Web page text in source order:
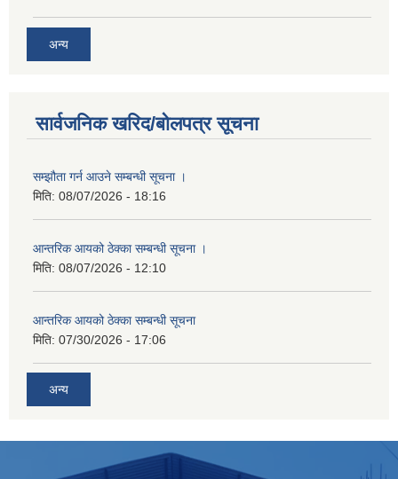
अन्य
सार्वजनिक खरिद/बोलपत्र सूचना
सम्झौता गर्न आउने सम्बन्धी सूचना ।
मिति: 08/07/2026 - 18:16
आन्तरिक आयको ठेक्का सम्बन्धी सूचना ।
मिति: 08/07/2026 - 12:10
आन्तरिक आयको ठेक्का सम्बन्धी सूचना
मिति: 07/30/2026 - 17:06
अन्य